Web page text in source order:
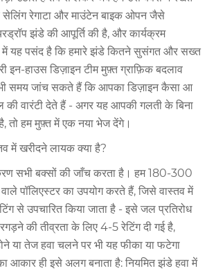
सेलिंग रेगाटा और माउंटेन बाइक ओपन जैसे
झंडे की आपूर्ति की है, और कार्यक्रम
में यह पसंद है कि हमारे झंडे कितने सुसंगत और सख्त
इन-हाउस डिज़ाइन टीम मुफ़्त ग्राफ़िक बदलाव
समय जांच सकते हैं कि आपका डिज़ाइन कैसा आ
की वारंटी देते हैं - अगर यह आपकी गलती के बिना
तो हम मुफ़्त में एक नया भेज देंगे।
में खरीदने लायक क्या है?
सभी बक्सों की जाँच करता है। हम 180-300
पॉलिएस्टर का उपयोग करते हैं, जिसे वास्तव में
से उपचारित किया जाता है - इसे जल प्रतिरोध
की तीव्रता के लिए 4-5 रेटिंग दी गई है,
या तेज हवा चलने पर भी यह फीका या फटेगा
आकार ही इसे अलग बनाता है: नियमित झंडे हवा में